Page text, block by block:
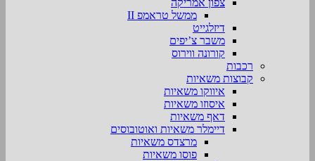
ממשל טראמפ II
דיזלגייט
משבר צ’יפים
קורונה ווירוס
רכבות
קבוצות משאיות
איווקו משאיות
איסוזו משאיות
דאף משאיות
דיימלר משאיות ואוטובוסים
מרצדס משאיות
פוסו משאיות